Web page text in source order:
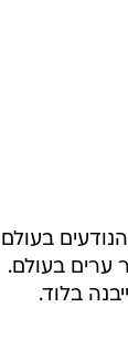
ערים בעולם.
בלוד.